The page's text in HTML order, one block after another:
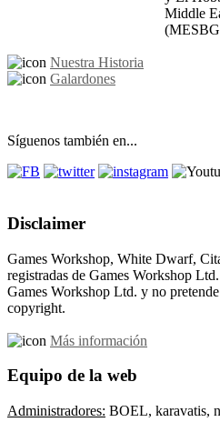
Middle
Nuestra Historia
Galardones
Síguenos también en...
Disclaimer
Games Workshop, White Dwarf,
registradas de Games Workshop
Games Workshop Ltd. y no
copyright.
Más información
Equipo de la web
Administradores: BOEL, karavatis,